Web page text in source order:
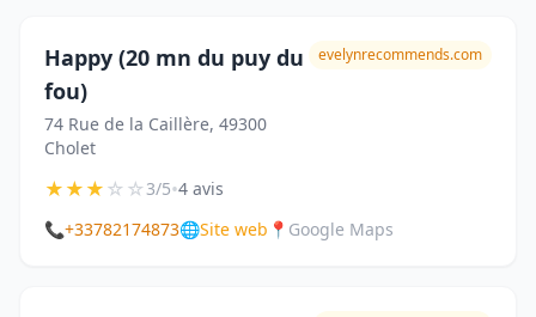
Happy (20 mn du puy du
fou)
74 Rue de la Caillère, 49300
Cholet
evelynrecommends.com
★★★☆☆3/5•4 avis
📞+33782174873🌐Site web 📍 Google Maps